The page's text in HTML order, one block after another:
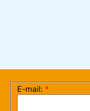
5
E-mail: *